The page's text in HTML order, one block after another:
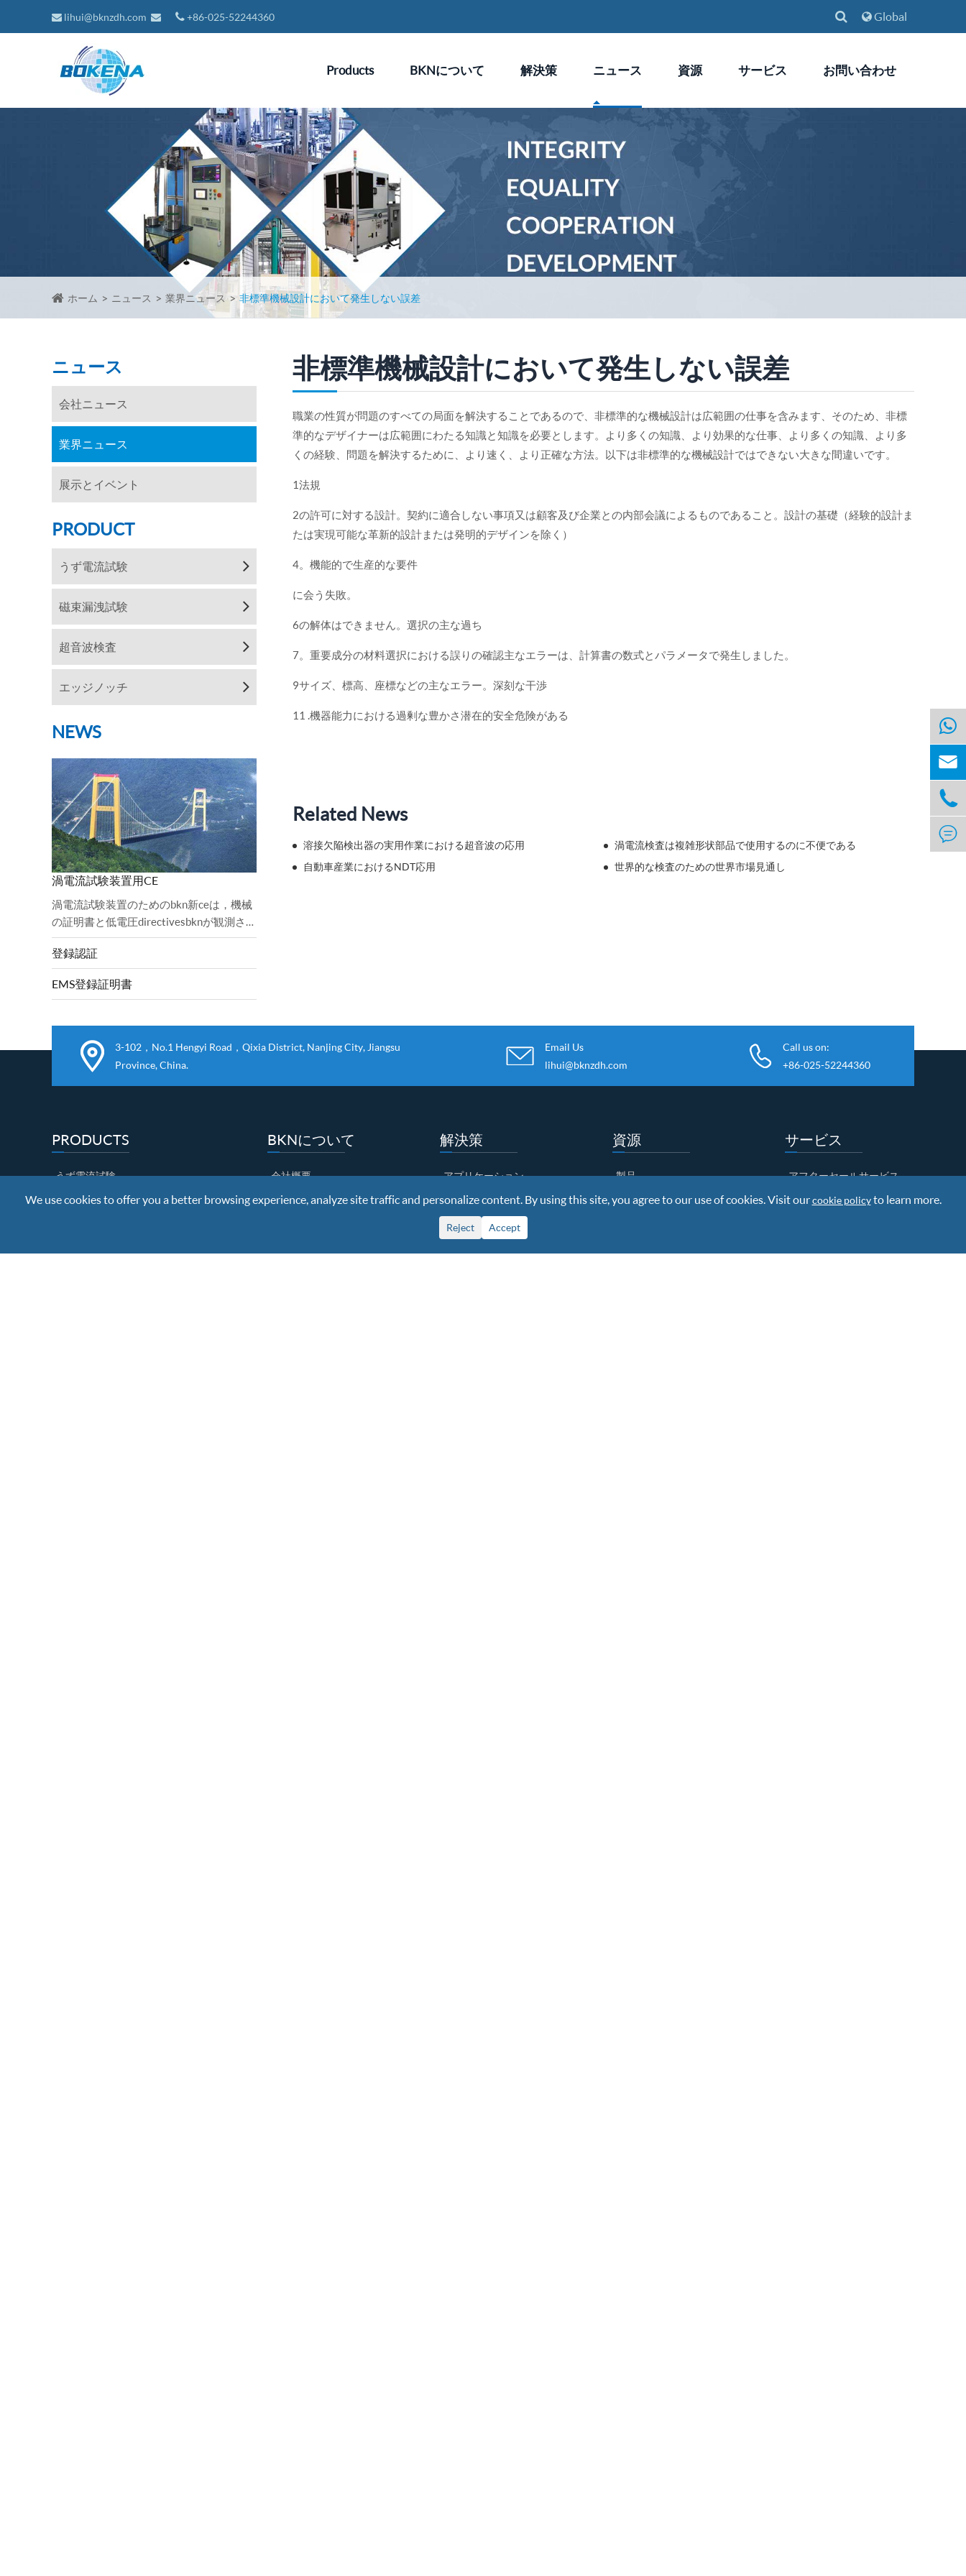
lihui@bknzdh.com +86-025-52244360 Global
Products BKNについて 解決策 ニュース 資源 サービス お問い合わせ
ホーム ニュース 業界ニュース 非標準機械設計において発生しない誤差
ニュース
会社ニュース
業界ニュース
展示とイベント
PRODUCT
うず電流試験
磁束漏洩試験
超音波検査
エッジノッチ
NEWS
渦電流試験装置用CE
渦電流試験装置のためのbkn新ceは，機械
の証明書と低電圧directivesbknが観測さ
れ，監査が完了した。2006 / 42 / EC機械
指令と2 ...
登録認証
EMS登録証明書
非標準機械設計において発生しない誤差
職業の性質が問題のすべての局面を解決することであるので、非標準的な機械設計は広範囲の仕事を含みます、そのため、非標
準的なデザイナーは広範囲にわたる知識と知識を必要とします。より多くの知識、より効果的な仕事、より多くの知識、より多
くの経験、問題を解決するために、より速く、より正確な方法。以下は非標準的な機械設計ではできない大きな間違いです。
1法規
2の許可に対する設計。契約に適合しない事項又は顧客及び企業との内部会議によるものであること。設計の基礎（経験的設計ま
たは実現可能な革新的設計または発明的デザインを除く）
4。機能的で生産的な要件
に会う失敗。
6の解体はできません。選択の主な過ち
7。重要成分の材料選択における誤りの確認主なエラーは、計算書の数式とパラメータで発生しました。
9サイズ、標高、座標などの主なエラー。深刻な干渉
11 .機器能力における過剰な豊かさ潜在的安全危険がある
Related News
溶接欠陥検出器の実用作業における超音波の応用
渦電流検査は複雑形状部品で使用するのに不便である
自動車産業におけるNDT応用
世界的な検査のための世界市場見通し
3-102，No.1 Hengyi Road，Qixia District, Nanjing City, Jiangsu
Province, China.
Email Us
lihui@bknzdh.com
Call us on:
+86-025-52244360
PRODUCTS
うず電流試験
磁束漏洩試験
BKNについて
会社概要
名誉証明書
解決策
アプリケーション
ケース
顧客
資源
製品
文書ダウンロード
サービス
アフターセールサービス
研究開発



We use cookies to offer you a better browsing experience, analyze site traffic and personalize content. By using this site, you agree to our use of cookies. Visit ourcookie policyto learn more.
Reject Accept